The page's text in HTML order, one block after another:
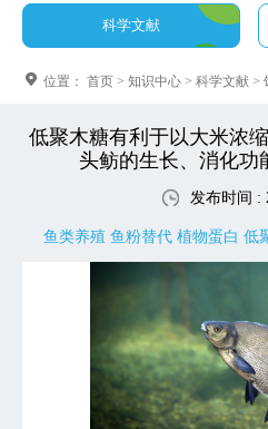
科学文献
位置： 首页 > 知识中心 > 科学文献 >
低聚木糖有利于以大米浓
头鲂的生长、消化功
发布时间 :
鱼类养殖 鱼粉替代 植物蛋白 低